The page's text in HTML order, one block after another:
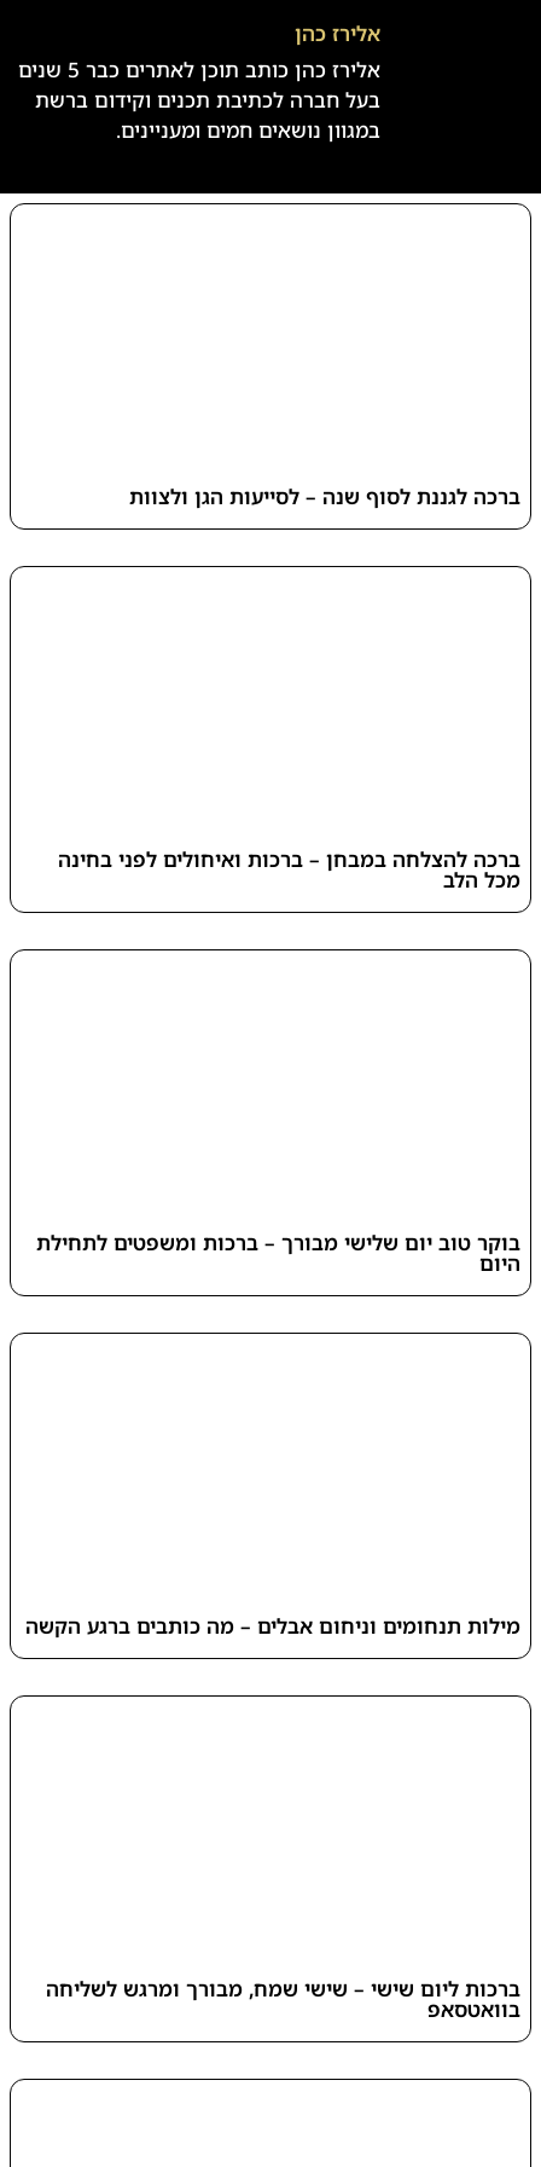
אלירז כהן
אלירז כהן כותב תוכן לאתרים כבר 5 שנים
בעל חברה לכתיבת תכנים וקידום ברשת
במגוון נושאים חמים ומעניינים.
ברכה לגננת לסוף שנה – לסייעות הגן ולצוות
ברכה להצלחה במבחן – ברכות ואיחולים לפני בחינה
מכל הלב
בוקר טוב יום שלישי מבורך – ברכות ומשפטים לתחילת
היום
מילות תנחומים וניחום אבלים – מה כותבים ברגע הקשה
ברכות ליום שישי – שישי שמח, מבורך ומרגש לשליחה
בוואטסאפ